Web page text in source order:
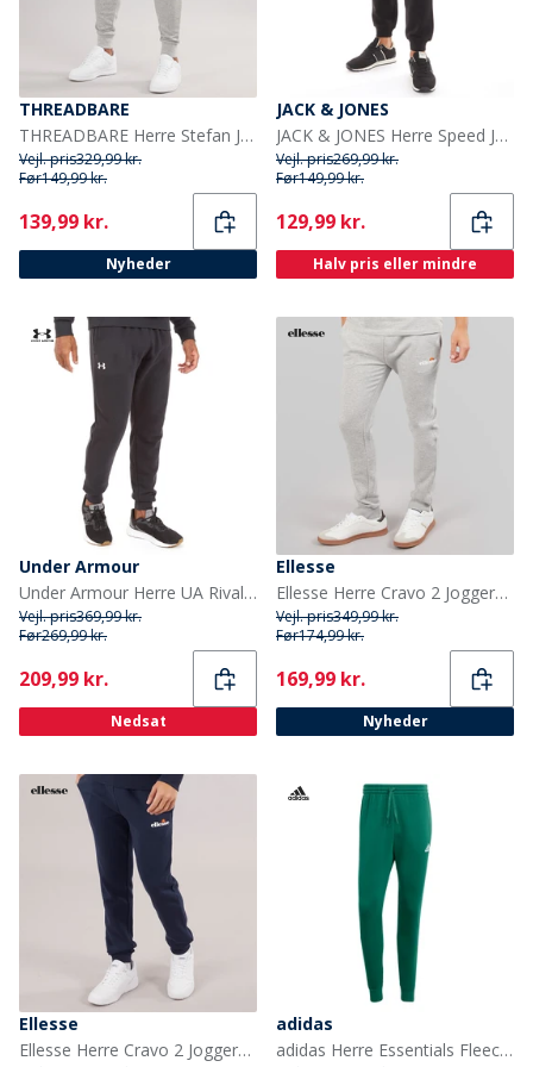
THREADBARE
THREADBARE Herre Stefan Joggingbukser Grå Melering
Vejl. pris329,99 kr.
Før149,99 kr.
Current
139,99 kr.
Nyheder
JACK & JONES
JACK & JONES Herre Speed Joggers Sort
Vejl. pris269,99 kr.
Før149,99 kr.
Current
129,99 kr.
Halv pris eller mindre
Under Armour
Under Armour Herre UA Rival Fleece Joggingbukser Sort/Hvid
Vejl. pris369,99 kr.
Før269,99 kr.
Current
209,99 kr.
Nedsat
Ellesse
Ellesse Herre Cravo 2 Joggers Light Grey Marl
Vejl. pris349,99 kr.
Før174,99 kr.
Current
169,99 kr.
Nyheder
Ellesse
Ellesse Herre Cravo 2 Joggers Navy
adidas
adidas Herre Essentials Fleece Tapered Joggebukser Collegiate Green